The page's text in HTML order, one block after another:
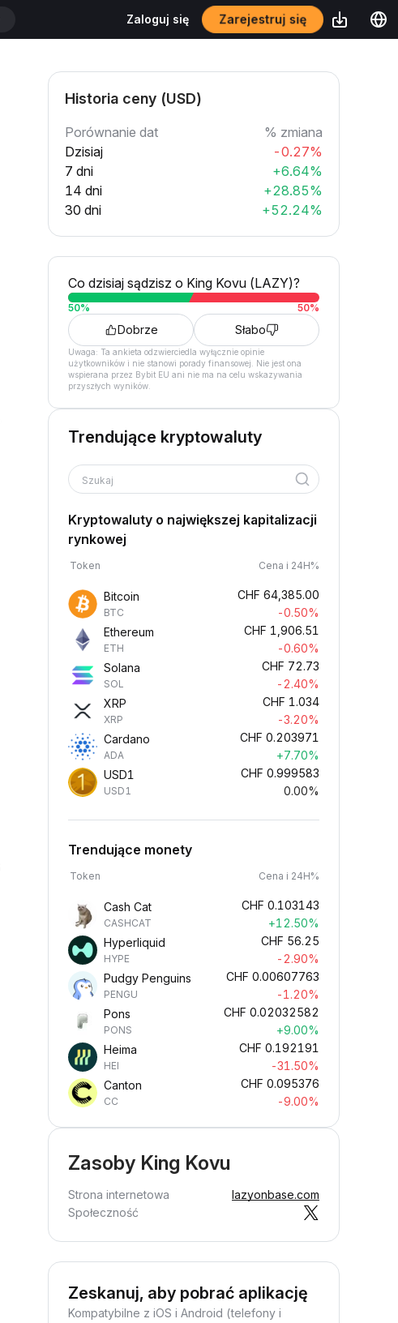
Zaloguj się Zarejestruj się
Historia ceny (USD)
Porównanie dat
% zmiana
Dzisiaj
-0.27%
7 dni
+6.64%
14 dni
+28.85%
30 dni
+52.24%
Co dzisiaj sądzisz o King Kovu (LAZY)?
50% 50%
Dobrze Słabo
Uwaga: Ta ankieta odzwierciedla wyłącznie opinie
użytkowników i nie stanowi porady finansowej. Nie jest ona
wspierana przez Bybit EU ani nie ma na celu wskazywania
przyszłych wyników.
Trendujące kryptowaluty
Szukaj
Kryptowaluty o największej kapitalizacji
rynkowej
Token Cena i 24H%
Bitcoin
BTC
CHF 64,385.00
-0.50%
Ethereum
ETH
CHF 1,906.51
-0.60%
Solana
SOL
CHF 72.73
-2.40%
XRP
XRP
CHF 1.034
-3.20%
Cardano
ADA
CHF 0.203971
+7.70%
USD1
USD1
CHF 0.999583
0.00%
Trendujące monety
Token Cena i 24H%
Cash Cat
CASHCAT
CHF 0.103143
+12.50%
Hyperliquid
HYPE
CHF 56.25
-2.90%
Pudgy Penguins
PENGU
CHF 0.00607763
-1.20%
Pons
PONS
CHF 0.02032582
+9.00%
Heima
HEI
CHF 0.192191
-31.50%
Canton
CC
CHF 0.095376
-9.00%
Zasoby King Kovu
Strona internetowa
lazyonbase.com
Społeczność
Zeskanuj, aby pobrać aplikację
Kompatybilne z iOS i Android (telefony i